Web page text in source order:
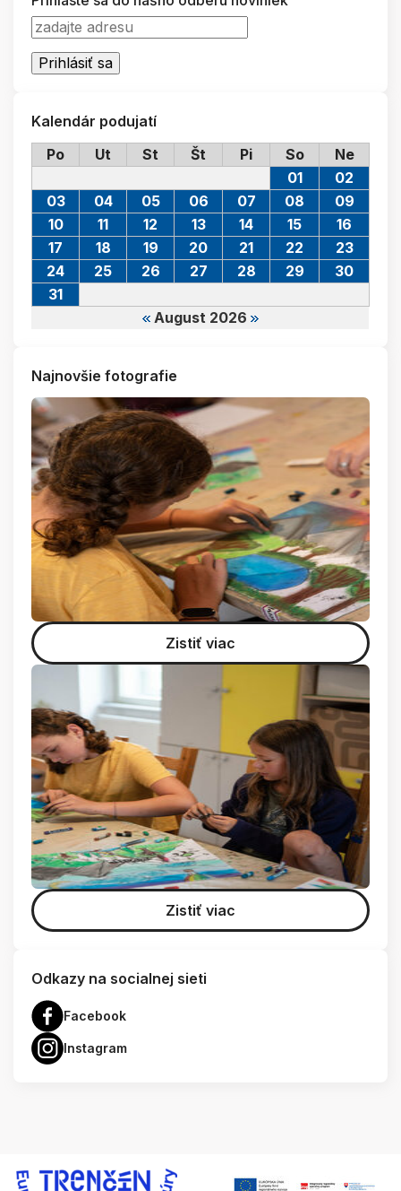
Kalendár podujatí
Po
Ut St Št Pi So Ne
August 2026
01
02
03
04 05 06 07 08
09
10
11 12 13 14 15
16
17
18 19 20 21 22
23
24
25 26 27 28 29
30
31
Najnovšie fotografie
Zistiť viac
Zistiť viac
Odkazy na socialnej sieti
Facebook
Instagram